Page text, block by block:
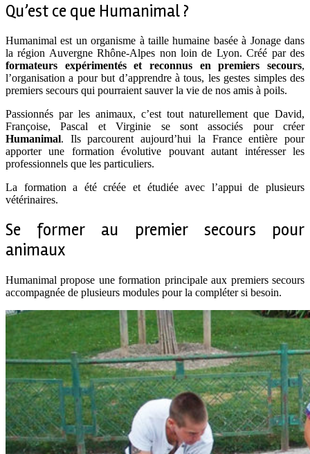
Qu’est ce que Humanimal ?
Humanimal est un organisme à taille humaine basée à Jonage dans
la région Auvergne Rhône-Alpes non loin de Lyon. Créé par des
formateurs expérimentés et reconnus en premiers secours,
l’organisation a pour but d’apprendre à tous, les gestes simples des
premiers secours qui pourraient sauver la vie de nos amis à poils.
Passionnés par les animaux, c’est tout naturellement que David,
Françoise, Pascal et Virginie se sont associés pour créer
Humanimal. Ils parcourent aujourd’hui la France entière pour
apporterune formation évolutive pouvant autant intéresser les
professionnels que les particuliers.
La formation a été créée et étudiée avec l’appui de plusieurs
vétérinaires.
Se former au premier secours pour
animaux
Humanimal propose une formation principale aux premiers secours
accompagnée de plusieurs modules pour la compléter si besoin.